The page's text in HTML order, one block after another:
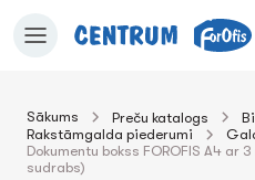
uz grozu
Sākums Preču katalogs
Rakstāmgalda piederumi
Dokumentu bokss FOROFIS A4
sudrabs)